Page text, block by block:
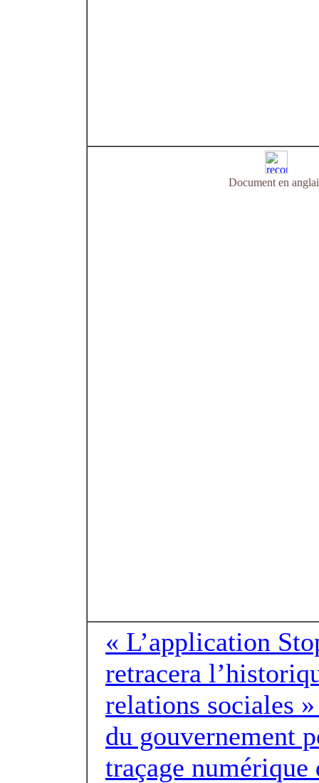
Document en
« L’application
retracera
relations sociales
du gouvernement
traçage numérique